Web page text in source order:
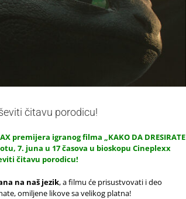
čitavu porodicu!
premijera igranog filma „KAKO DA DRESIRATE
7. juna u 17 časova u bioskopu Cineplexx
čitavu porodicu!
na naš jezik, a filmu će prisustvovati i deo
omiljene likove sa velikog platna!